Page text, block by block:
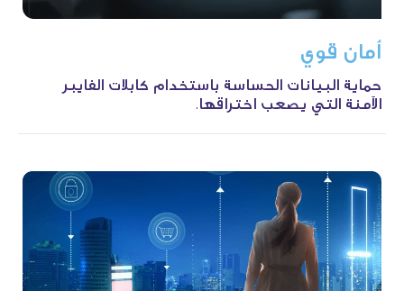
أمان قوي
حماية البيانات الحساسة باستخدام كابلات الفايبر
الآمنة التي يصعب اختراقها.